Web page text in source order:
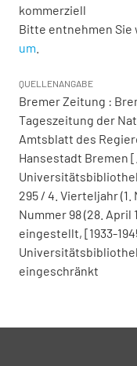
kommerziell
Bitte entnehmen
um
QUELLENANGABE
Bremer Zeitung :
Tageszeitung der
Amtsblatt des
Hansestadt Bremen
295 / 4. Vierteljahr (1.
Nummer 98 (28. April
eingestellt, [1933-
eingeschränkt